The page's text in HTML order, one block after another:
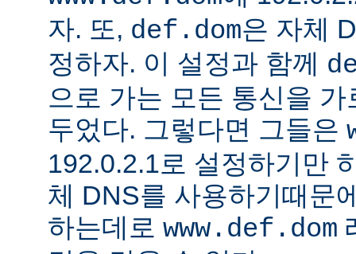
자. 또, def.dom은 자체
정하자. 이 설정과 함께
으로 가는 모든 통신을
두었다. 그렇다면 그들은
192.0.2.1로 설정하기만
체 DNS를 사용하기때문
하는데로 www.def.dom